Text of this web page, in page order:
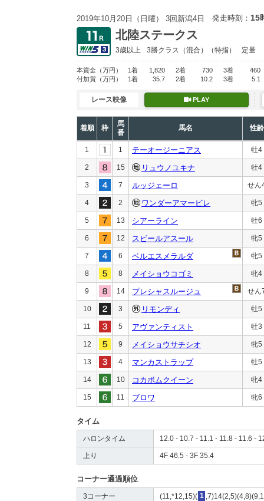
2019年10月20日（日曜） 3回新潟4日 発走時刻： 15
北陸ステークス
3歳以上 3勝クラス （混合）（特指） 定量
本賞金 （万円） 1着 1,820 2着 730 3着
460
付加賞 （万円） 1着 35.7 2着 10.2 3着 5.1
レース映像 PLAY
着順 枠
馬
番
馬名 性齢
1 1 テーオージーニアス 牡4
2 15 リュウノユキナ 牡4
3 7 ルッジェーロ せん
4 2 ワンダーアマービレ 牝5
5 13 シアーライン 牡6
6 12 スビールアスール 牝5
7 6 ベルエスメラルダ 牝5
8 8 メイショウコゴミ 牝4
9 14 プレシャスルージュ せん
10 3 リモンディ 牡5
11 5 アヴァンティスト 牡3
12 9 メイショウサチシオ 牝5
13 4 マンカストラップ 牡5
14 10 コカボムクイーン 牝4
15 11 ブロワ 牝6
タイム
ハロンタイム 12.0 - 10.7 - 11.1 - 11.8 - 11.6 -
上り 4F 46.5 - 3F 35.4
コーナー通過順位
3コーナー (11,*12,15)( 1